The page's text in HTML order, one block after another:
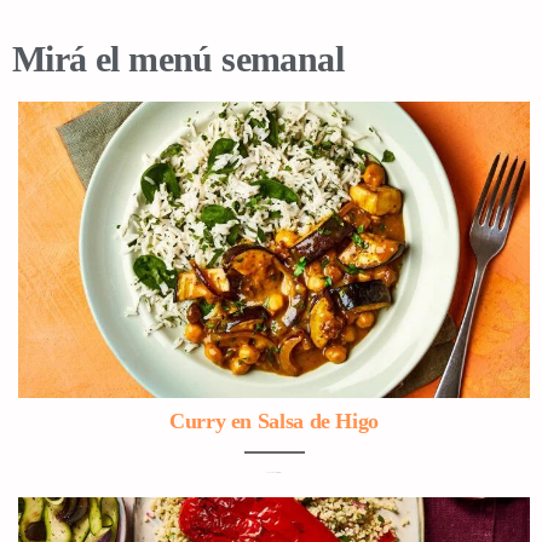
Mirá el menú semanal
Curry en Salsa de Higo